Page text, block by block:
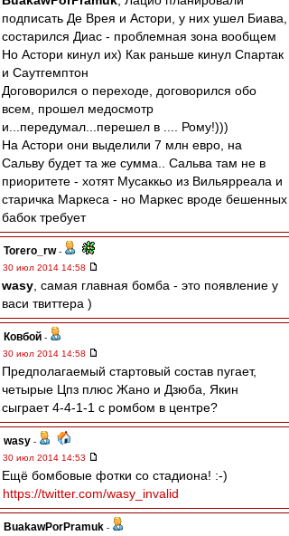
подписать Де Врея и Астори, у них ушел Биава,
состарился Диас - проблемная зона вообщем
Но Астори кинул их) Как раньше кинул Спартак
и Саутгемптон
Договорился о переходе, договорился обо
всем, прошел медосмотр
и...передумал...перешел в .... Рому!)))
На Астори они выделили 7 млн евро, на
Сальву будет та же сумма.. Сальва там не в
приоритете - хотят Мусаккьо из Вильярреала и
старичка Маркеса - но Маркес вроде бешенных
бабок требует
Torero_rw-
30 июл 2014 14:58
wasy , самая главная бомба - это появление у
васи твиттера )
Ковбой -
30 июл 2014 14:58
Предполагаемый стартовый состав пугает,
четырые Цпз плюс Жано и Дзюба, Якин
сыграет 4-4-1-1 с ромбом в центре?
wasy -
30 июл 2014 14:53
Ещё бомбовые фотки со стадиона! :-)
https://twitter.com/wasy_invalid
BuakawPorPramuk -